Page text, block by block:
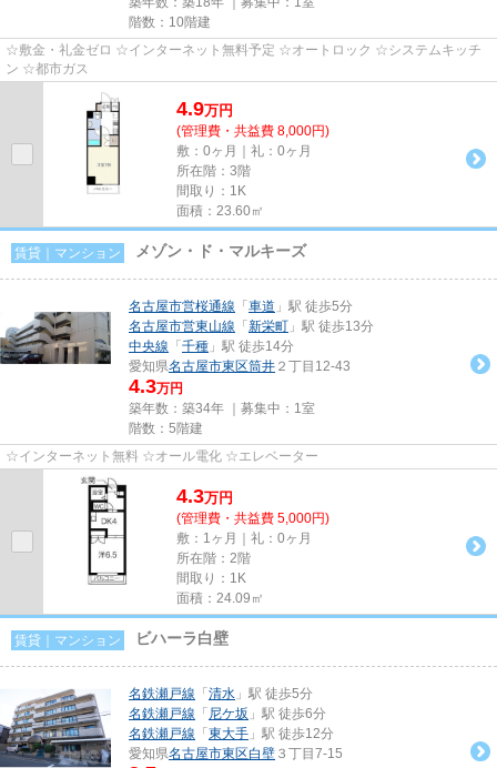
階数：10階建
☆敷金・礼金ゼロ ☆インターネット無料予定 ☆オートロック ☆システムキッチ
ン ☆都市ガス
4.9万円
(管理費・共益費 8,000円)
敷：0ヶ月｜礼：0ヶ月
所在階：3階
間取り：1K
面積：23.60㎡
賃貸｜マンション メゾン・ド・マルキーズ
名古屋市営桜通線 「 車道 」駅 徒歩5分
名古屋市営東山線 「 新栄町 」駅 徒歩13分
中央線 「 千種 」駅 徒歩14分
愛知県名古屋市東区筒井 ２丁目12-43
4.3万円
築年数：築34年 ｜募集中： 1室
階数：5階建
☆インターネット無料 ☆オール電化 ☆エレベーター
4.3万円
(管理費・共益費 5,000円)
敷：1ヶ月｜礼：0ヶ月
所在階：2階
間取り：1K
面積：24.09㎡
賃貸｜マンション ビハーラ白壁
名鉄瀬戸線 「 清水 」駅 徒歩5分
名鉄瀬戸線 「 尼ケ坂 」駅 徒歩6分
名鉄瀬戸線 「 東大手 」駅 徒歩12分
愛知県名古屋市東区白壁 ３丁目7-15